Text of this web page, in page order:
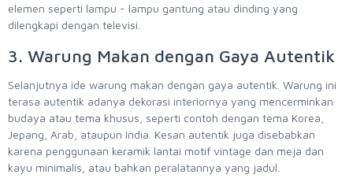
elemen seperti lampu - lampu gantung atau dinding yang
dilengkapi dengan televisi.
3. Warung Makan dengan Gaya Autentik
Selanjutnya ide warung makan dengan gaya autentik. Warung ini
terasa autentik adanya dekorasi interiornya yang mencerminkan
budaya atau tema khusus, seperti contoh dengan tema Korea,
Jepang, Arab, ataupun India. Kesan autentik juga disebabkan
karena penggunaan keramik lantai motif vintage dan meja dan
kayu minimalis, atau bahkan peralatannya yang jadul.